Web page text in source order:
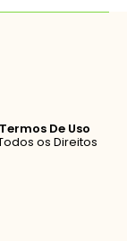
Termos De Uso
os Direitos